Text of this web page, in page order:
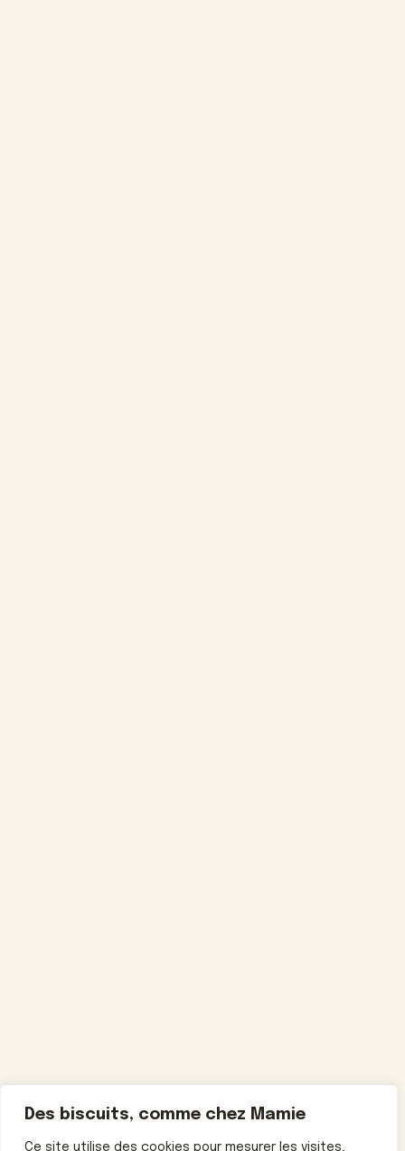
Des biscuits, comme chez Mamie
Ce site utilise des cookies pour mesurer les visites,